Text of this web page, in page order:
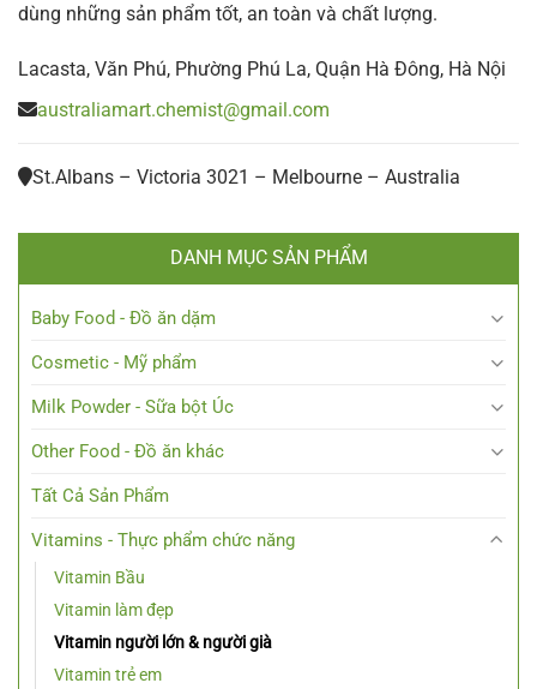
dùng những sản phẩm tốt, an toàn và chất lượng.
Lacasta, Văn Phú, Phường Phú La, Quận Hà Đông, Hà Nội
australiamart.chemist@gmail.com
St.Albans – Victoria 3021 – Melbourne – Australia
DANH MỤC SẢN PHẨM
Baby Food - Đồ ăn dặm
Cosmetic - Mỹ phẩm
Milk Powder - Sữa bột Úc
Other Food - Đồ ăn khác
Tất Cả Sản Phẩm
Vitamins - Thực phẩm chức năng
Vitamin Bầu
Vitamin làm đẹp
Vitamin người lớn & người già
Vitamin trẻ em